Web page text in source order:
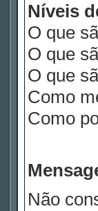
Níveis
O que
O que
O que
Como
Como
M
Não